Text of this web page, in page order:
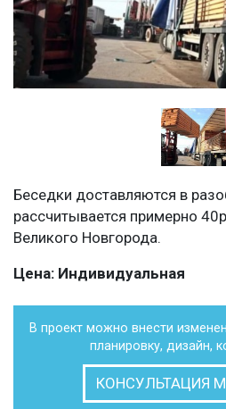
Беседки доставляются в
рассчитывается примерно
Великого Новгорода.
Цена: Индивидуальная
В проект можно внести
планировку, дизайн,
КОНСУЛЬТАЦИЯ